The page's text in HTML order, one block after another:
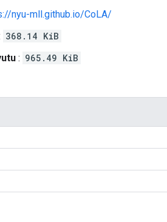
nyu-mll.github.io/CoLA/
368.14 KiB
: 965.49 KiB